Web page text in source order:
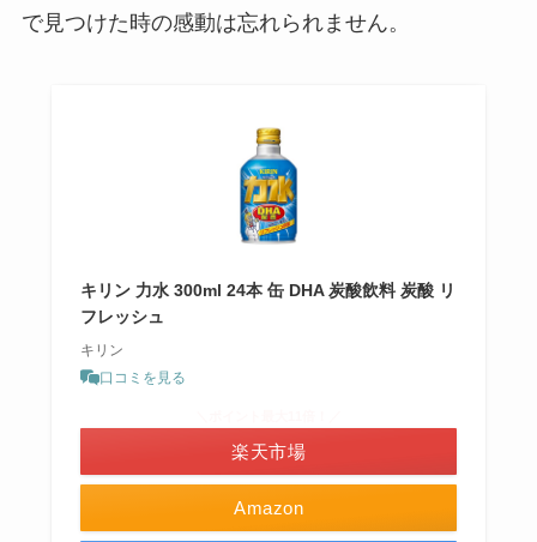
で見つけた時の感動は忘れられません。
キリン 力水 300ml 24本 缶 DHA 炭酸飲料 炭酸 リ
フレッシュ
キリン
口コミを見る
Amazon
楽天市場